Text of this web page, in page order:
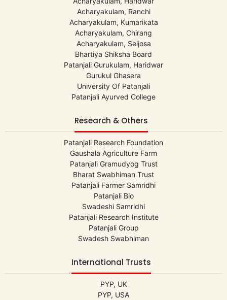
Acharyakulam, Ranchi
Acharyakulam, Kumarikata
Acharyakulam, Chirang
Acharyakulam, Seijosa
Bhartiya Shiksha Board
Patanjali Gurukulam, Haridwar
Gurukul Ghasera
University Of Patanjali
Patanjali Ayurved College
Research & Others
Patanjali Research Foundation
Gaushala Agriculture Farm
Patanjali Gramudyog Trust
Bharat Swabhiman Trust
Patanjali Farmer Samridhi
Patanjali Bio
Swadeshi Samridhi
Patanjali Research Institute
Patanjali Group
Swadesh Swabhiman
International Trusts
PYP, UK
PYP, USA